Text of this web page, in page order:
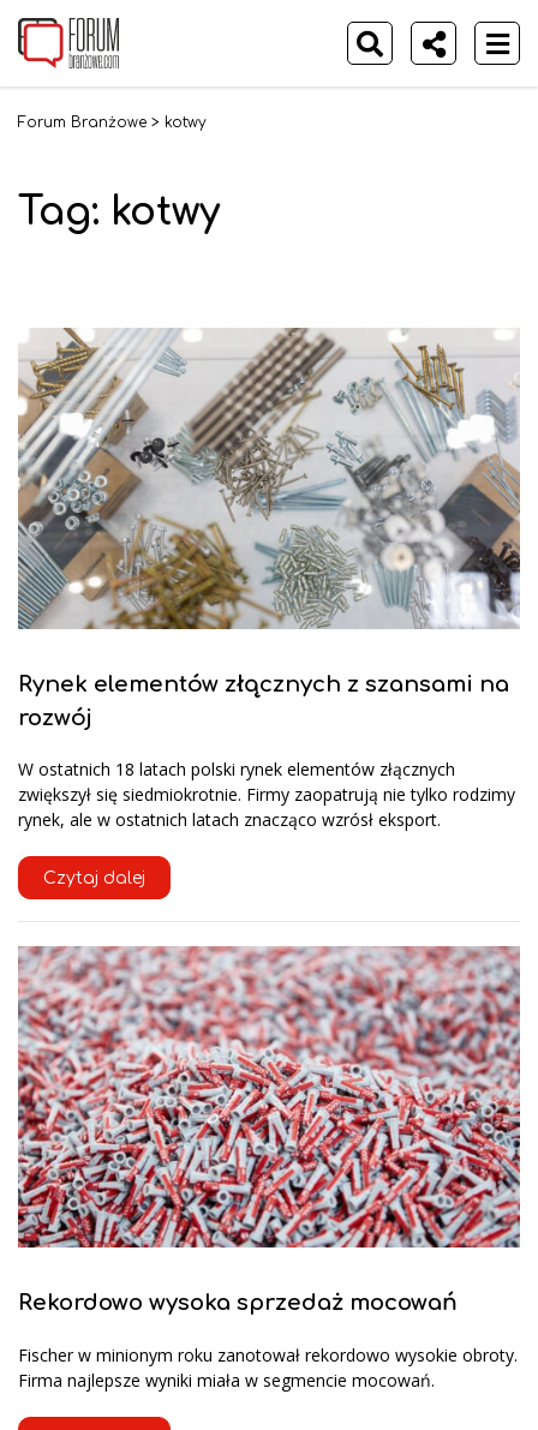
Forum Branżowe > kotwy
Tag: kotwy
Rynek elementów złącznych z szansami na
rozwój
W ostatnich 18 latach polski rynek elementów złącznych
zwiększył się siedmiokrotnie. Firmy zaopatrują nie tylko rodzimy
rynek, ale w ostatnich latach znacząco wzrósł eksport.
Czytaj dalej
Rekordowo wysoka sprzedaż mocowań
Fischer w minionym roku zanotował rekordowo wysokie obroty.
Firma najlepsze wyniki miała w segmencie mocowań.